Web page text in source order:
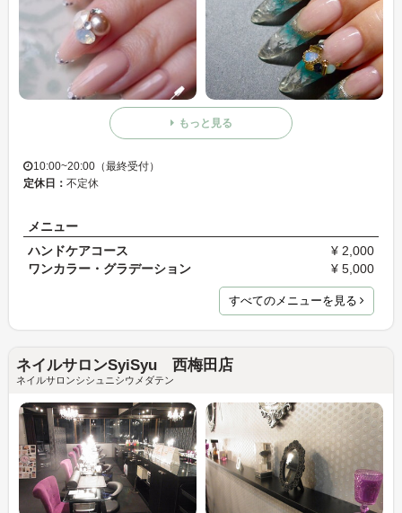
もっと見る
10:00~20:00（最終受付）
定休日： 不定休
メニュー
ハンドケアコース
¥ 2,000
ワンカラー・グラデーション
¥ 5,000
すべてのメニューを見る
ネイルサロンSyiSyu 西梅田店
ネイルサロンシシュニシウメダテン